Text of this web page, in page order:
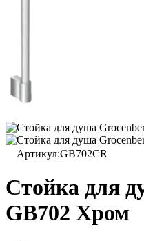
Артикул:GB702CR
Стойка для
GB702 Хром